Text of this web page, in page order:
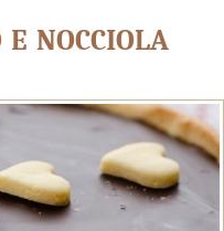
nocciola